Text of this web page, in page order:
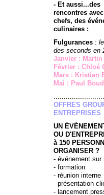
- Et aussi...des
rencontres
chefs, des
culinaires :
Fulgurances :
des seconds en
Janvier : Martin
Février : Chloé
Mars : Kristian
Mai : Paul
OFFRES
ENTREPRISES
UN
OU
à 150
ORGANISER ?
- événement sur
- formation
- réunion interne
- présentation
- lancement